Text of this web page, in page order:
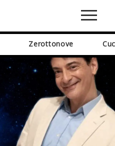
Zerottonove